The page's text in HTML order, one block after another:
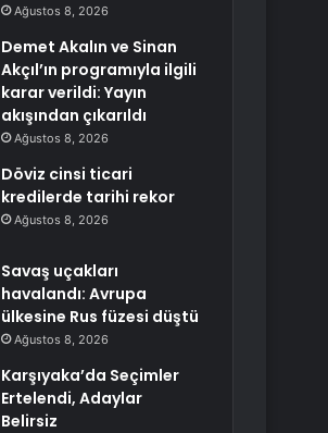
Ağustos 8, 2026
Demet Akalın ve Sinan
Akçıl’ın programıyla ilgili
karar verildi: Yayın
akışından çıkarıldı
Ağustos 8, 2026
Döviz cinsi ticari
kredilerde tarihi rekor
Ağustos 8, 2026
Savaş uçakları
havalandı: Avrupa
ülkesine Rus füzesi düştü
Ağustos 8, 2026
Karşıyaka’da Seçimler
Ertelendi, Adaylar
Belirsiz